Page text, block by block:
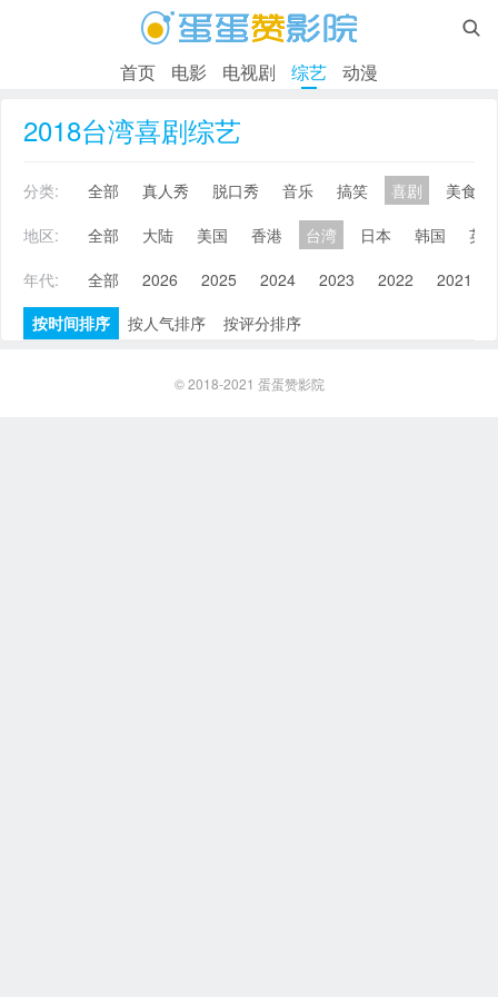

首页 电影 电视剧 综艺 动漫
2018台湾喜剧综艺
分类: 全部 真人秀 脱口秀 音乐 搞笑 喜剧
美食
地区:
全部 大陆 美国 香港 台湾 日本 韩国
英
年代:
全部 2026 2025 2024 2023 2022 2021
按时间排序
按人气排序 按评分排序
© 2018-2021 蛋蛋赞影院